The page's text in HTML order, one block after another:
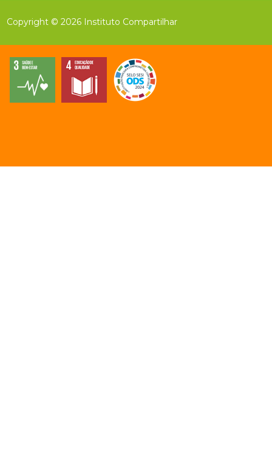
Copyright © 2026 Instituto Compartilhar